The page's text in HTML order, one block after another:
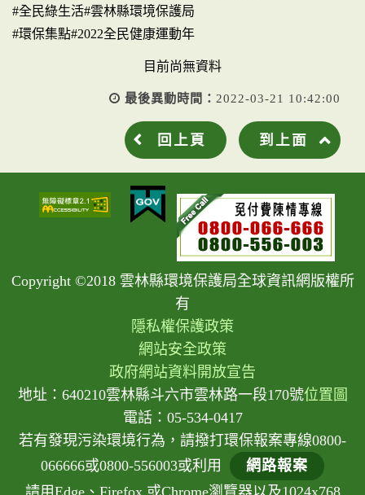
#全民綠生活#雲林縣環境保護局
#環保集點#2022全民健康運動年
目前尚無資料
最後異動時間： 2022-03-21 10:42:00
回上頁 到上面
Copyright ©2018 雲林縣環境保護局全球資訊網版權所
有
隱私權保護政策
網站安全政策
政府網站資料開放宣告
地址：640210雲林縣斗六市雲林路一段170號位置圖
電話：05-534-0417
若有發現污染環境行為，請撥打環保報案專線0800-
066666或0800-556003或利用
網路報案